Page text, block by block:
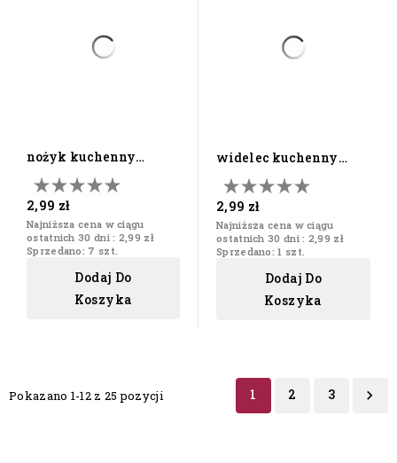
nożyk kuchenny
drewniany do
smarowania masła
2,99 zł
Najniższa cena w ciągu
ostatnich 30 dni : 2,99 zł
Sprzedano: 7 szt.
Dodaj Do
Koszyka
widelec kuchenny
drewniany łopatka
sztućce
2,99 zł
Najniższa cena w ciągu
ostatnich 30 dni : 2,99 zł
Sprzedano: 1 szt.
Dodaj Do
Koszyka
Pokazano 1-12 z 25 pozycji 1 2 3 